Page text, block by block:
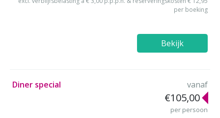
per boeking
Bekijk
Diner special vanaf
€105,00
per persoon